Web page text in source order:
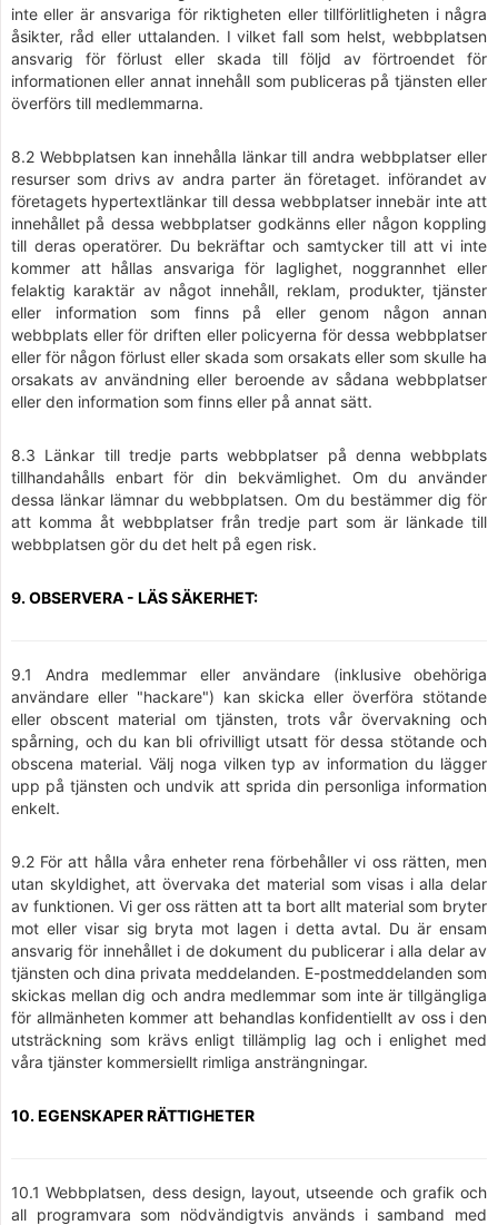
inte eller är ansvariga för riktigheten eller tillförlitligheten i några
åsikter, råd eller uttalanden. I vilket fall som helst, webbplatsen
ansvarig för förlust eller skada till följd av förtroendet för
informationen eller annat innehåll som publiceras på tjänsten eller
överförs till medlemmarna.
8.2 Webbplatsen kan innehålla länkar till andra webbplatser eller
resurser som drivs av andra parter än företaget. införandet av
företagets hypertextlänkar till dessa webbplatser innebär inte att
innehållet på dessa webbplatser godkänns eller någon koppling
till deras operatörer. Du bekräftar och samtycker till att vi inte
kommer att hållas ansvariga för laglighet, noggrannhet eller
felaktig karaktär av något innehåll, reklam, produkter, tjänster
eller information som finns på eller genom någon annan
webbplats eller för driften eller policyerna för dessa webbplatser
eller för någon förlust eller skada som orsakats eller som skulle ha
orsakats av användning eller beroende av sådana webbplatser
eller den information som finns eller på annat sätt.
8.3 Länkar till tredje parts webbplatser på denna webbplats
tillhandahålls enbart för din bekvämlighet. Om du använder
dessa länkar lämnar du webbplatsen. Om du bestämmer dig för
att komma åt webbplatser från tredje part som är länkade till
webbplatsen gör du det helt på egen risk.
9. OBSERVERA - LÄS SÄKERHET:
9.1 Andra medlemmar eller användare (inklusive obehöriga
användare eller "hackare") kan skicka eller överföra stötande
eller obscent material om tjänsten, trots vår övervakning och
spårning, och du kan bli ofrivilligt utsatt för dessa stötande och
obscena material. Välj noga vilken typ av information du lägger
upp på tjänsten och undvik att sprida din personliga information
enkelt.
9.2 För att hålla våra enheter rena förbehåller vi oss rätten, men
utan skyldighet, att övervaka det material som visas i alla delar
av funktionen. Vi ger oss rätten att ta bort allt material som bryter
mot eller visar sig bryta mot lagen i detta avtal. Du är ensam
ansvarig för innehållet i de dokument du publicerar i alla delar av
tjänsten och dina privata meddelanden. E-postmeddelanden som
skickas mellan dig och andra medlemmar som inte är tillgängliga
för allmänheten kommer att behandlas konfidentiellt av oss i den
utsträckning som krävs enligt tillämplig lag och i enlighet med
våra tjänster kommersiellt rimliga ansträngningar.
10. EGENSKAPER RÄTTIGHETER
10.1 Webbplatsen, dess design, layout, utseende och grafik och
all programvara som nödvändigtvis används i samband med